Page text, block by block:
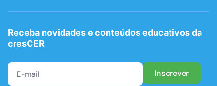
Receba novidades e conteúdos educativos da
cresCER